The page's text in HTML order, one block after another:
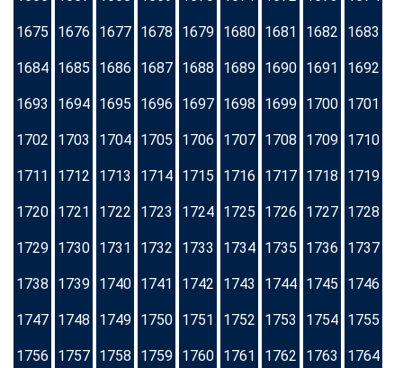
1675 1676 1677 1678 1679 1680 1681 1682 1683
1684 1685 1686 1687 1688 1689 1690 1691 1692
1693 1694 1695 1696 1697 1698 1699 1700 1701
1702 1703 1704 1705 1706 1707 1708 1709 1710
1711 1712 1713 1714 1715 1716 1717 1718 1719
1720 1721 1722 1723 1724 1725 1726 1727 1728
1729 1730 1731 1732 1733 1734 1735 1736 1737
1738 1739 1740 1741 1742 1743 1744 1745 1746
1747 1748 1749 1750 1751 1752 1753 1754 1755
1756 1757 1758 1759 1760 1761 1762 1763 1764